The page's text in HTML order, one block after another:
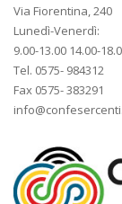
Via Fiorentina, 240
Lunedì-Venerdì:
9.00-13.00 14.00-
Tel. 0575- 984312
Fax 0575- 383291